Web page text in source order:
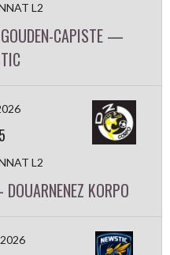
L2
CAPISTE —
5
L2
KORPO